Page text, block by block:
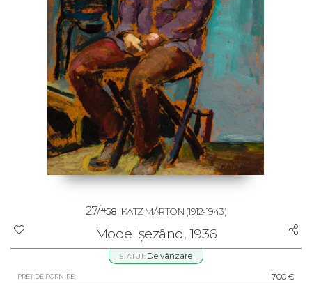
27/#58 KATZ MÁRTON (1912-1943)
Model șezând, 1936
STATUT: De vânzare
PREȚ DE PORNIRE: 700 €